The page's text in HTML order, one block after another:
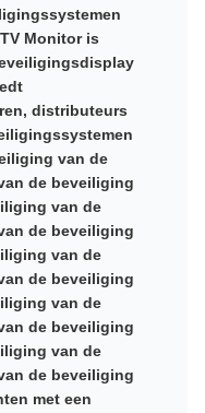
Monitor is
distributeurs
van de
de beveiliging
van de
de beveiliging
van de
de beveiliging
van de
de beveiliging
van de
de beveiliging
met een